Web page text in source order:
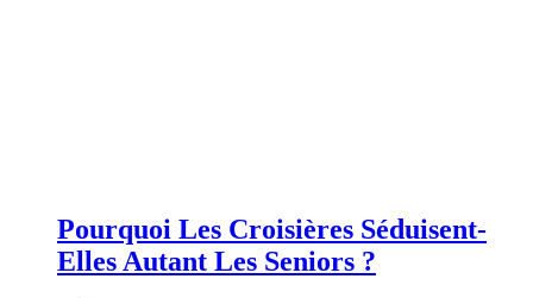
Pourquoi Les Croisières Séduisent-
Elles Autant Les Seniors ?